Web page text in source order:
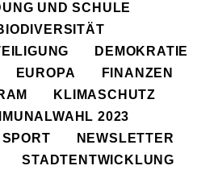
UND SCHULE
DEMOKRATIE
EUROPA
FINANZEN
KLIMASCHUTZ
2023
NEWSLETTER
STADTENTWICKLUNG